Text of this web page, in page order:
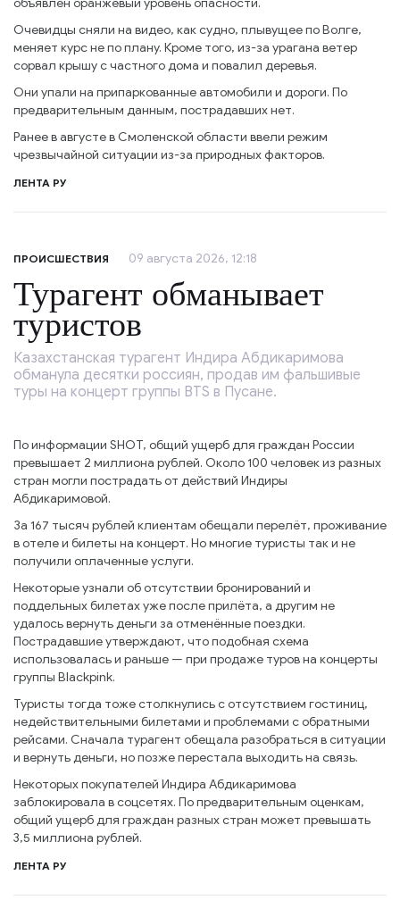
объявлен оранжевый уровень опасности.
Очевидцы сняли на видео, как судно, плывущее по Волге,
меняет курс не по плану. Кроме того, из-за урагана ветер
сорвал крышу с частного дома и повалил деревья.
Они упали на припаркованные автомобили и дороги. По
предварительным данным, пострадавших нет.
Ранее в августе в Смоленской области ввели режим
чрезвычайной ситуации из-за природных факторов.
ЛЕНТА РУ
ПРОИСШЕСТВИЯ 09 августа 2026, 12:18
Турагент обманывает
туристов
Казахстанская турагент Индира Абдикаримова
обманула десятки россиян, продав им фальшивые
туры на концерт группы BTS в Пусане.
По информации SHOT, общий ущерб для граждан России
превышает 2 миллиона рублей. Около 100 человек из разных
стран могли пострадать от действий Индиры
Абдикаримовой.
За 167 тысяч рублей клиентам обещали перелёт, проживание
в отеле и билеты на концерт. Но многие туристы так и не
получили оплаченные услуги.
Некоторые узнали об отсутствии бронирований и
поддельных билетах уже после прилёта, а другим не
удалось вернуть деньги за отменённые поездки.
Пострадавшие утверждают, что подобная схема
использовалась и раньше — при продаже туров на концерты
группы Blackpink.
Туристы тогда тоже столкнулись с отсутствием гостиниц,
недействительными билетами и проблемами с обратными
рейсами. Сначала турагент обещала разобраться в ситуации
и вернуть деньги, но позже перестала выходить на связь.
Некоторых покупателей Индира Абдикаримова
заблокировала в соцсетях. По предварительным оценкам,
общий ущерб для граждан разных стран может превышать
3,5 миллиона рублей.
ЛЕНТА РУ